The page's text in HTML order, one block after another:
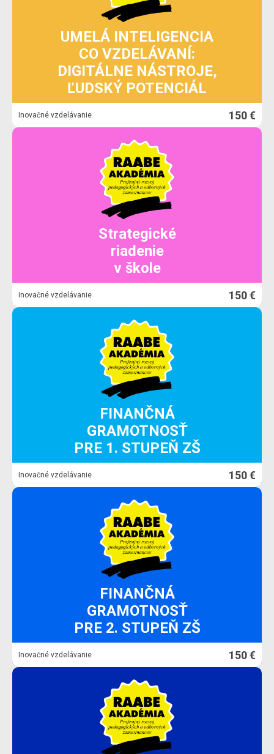
UMELÁ INTELIGENCIA
CO VZDELÁVANÍ:
DIGITÁLNE NÁSTROJE,
ĽUDSKÝ POTENCIÁL
Inovačné vzdelávanie 150 €
Strategické
riadenie
v škole
Inovačné vzdelávanie 150 €
FINANČNÁ
GRAMOTNOSŤ
PRE 1. STUPEŇ ZŠ
Inovačné vzdelávanie 150 €
FINANČNÁ
GRAMOTNOSŤ
PRE 2. STUPEŇ ZŠ
Inovačné vzdelávanie 150 €